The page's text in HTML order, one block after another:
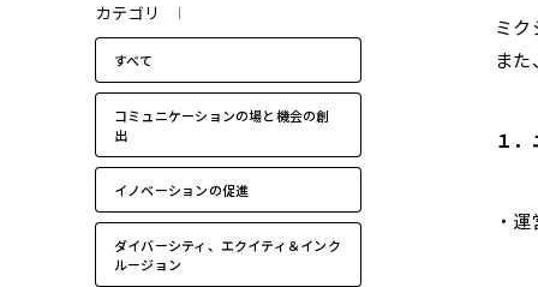
カテゴリ
すべて
コミュニケーションの場と機会の創
出
イノベーションの促進
ダイバーシティ、エクイティ＆インク
ルージョン
ミ
ま
１
・